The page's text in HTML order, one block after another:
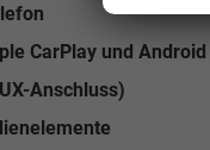
CarPlay und
Anschluss)